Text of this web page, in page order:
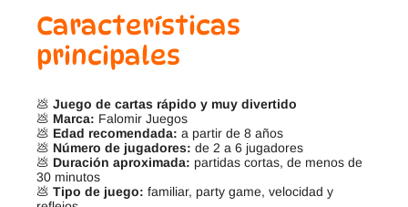
Características
principales
💩 Juego de cartas rápido y muy divertido
💩 Marca: Falomir Juegos
💩 Edad recomendada: a partir de 8 años
💩 Número de jugadores: de 2 a 6 jugadores
💩 Duración aproximada: partidas cortas, de menos de
30 minutos
💩 Tipo de juego: familiar, party game, velocidad y